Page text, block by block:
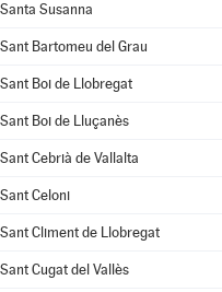
Santa Susanna
Sant Bartomeu del Grau
Sant Boi de Llobregat
Sant Boi de Lluçanès
Sant Cebrià de Vallalta
Sant Celoni
Sant Climent de Llobregat
Sant Cugat del Vallès